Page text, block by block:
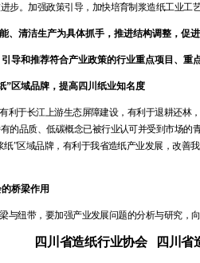
步。加强政策引导，加快培育制浆造纸工业
、清洁生产为具体抓手，推进结构调整，促
引导和推荐符合产业政策的行业重点项目、重
”区域品牌，提高四川纸业知名度
利于长江上游生态屏障建设，有利于退耕还林
的品质、低碳概念已被行业认可并受到市场
”区域品牌，有利于我省造纸产业发展，改善
桥梁作用
与纽带，要加强产业发展问题的分析与研究，
四川省造纸行业协会 四川省